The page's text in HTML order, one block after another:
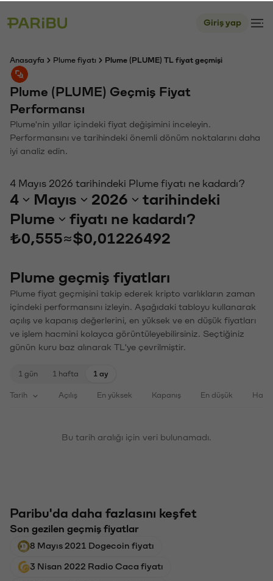
Giriş yap
Anasayfa Plume fiyatı Plume (PLUME) TL fiyat geçmişi
Plume (PLUME) Geçmiş Fiyat
Performansı
Plume'nin yıllar içindeki fiyat değişimini inceleyin.
Performansını ve tarihindeki önemli dönüm noktalarını daha
iyi analiz edin.
4 Mayıs 2026 tarihindeki Plume fiyatı ne kadardı?
4 Mayıs 2026
tarihindeki
Plume
fiyatı ne kadardı?
₺0,555≈$0,01226492
Plume geçmiş fiyatları
Plume fiyat geçmişini takip ederek kripto varlıkların zaman
içindeki performansını izleyin. Aşağıdaki tabloyu kullanarak
açılış ve kapanış değerlerini, en yüksek ve en düşük fiyatları
ve işlem hacmini kolayca görüntüleyebilirsiniz. Seçtiğiniz
günün kuru baz alınarak TL'ye çevrilmiştir.
1 gün 1 hafta 1 ay
Tarih Açılış En yüksek Kapanış En düşük
Bu tarih aralığı için veri bulunamadı.
Paribu'da daha fazlasını keşfet
Son gezilen geçmiş fiyatlar
8 Mayıs 2021 Dogecoin fiyatı
3 Nisan 2022 Radio Caca fiyatı